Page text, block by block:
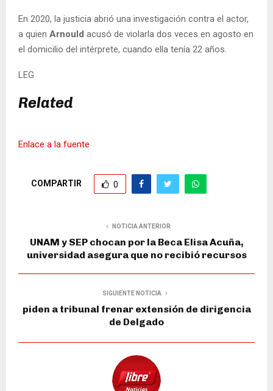
En 2020, la justicia abrió una investigación contra el actor,
a quien Arnould acusó de violarla dos veces en agosto en
el domicilio del intérprete, cuando ella tenía 22 años.
LEG
Related
Enlace a la fuente
COMPARTIR 0
NOTICIA ANTERIOR
UNAM y SEP chocan por la Beca Elisa Acuña,
universidad asegura que no recibió recursos
SIGUIENTE NOTICIA
piden a tribunal frenar extensión de dirigencia
de Delgado